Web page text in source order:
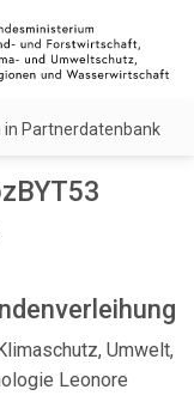
in Partnerdatenbank
Umwelt,
Leonore